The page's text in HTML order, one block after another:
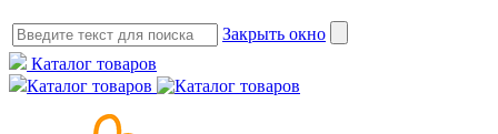
Закрыть окно
Каталог товаров
Каталог товаров